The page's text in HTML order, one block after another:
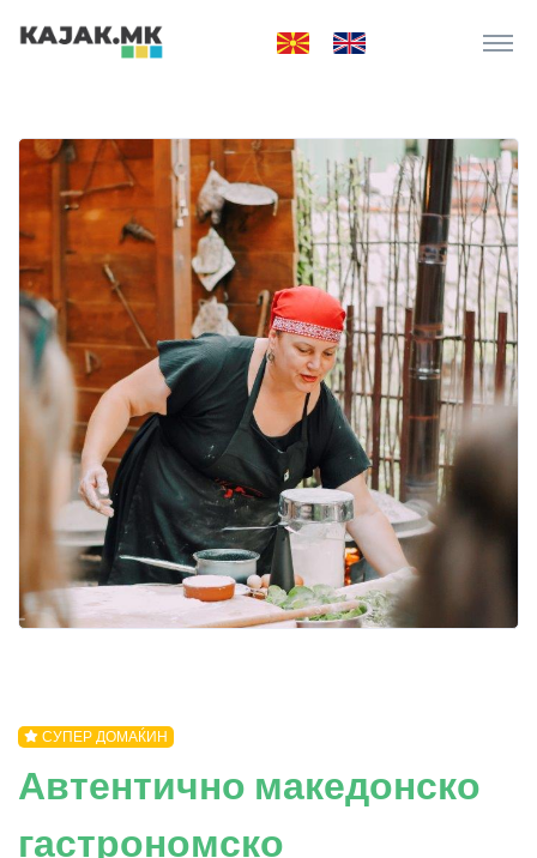
СУПЕР ДОМАЌИН
Автентично македонско
гастрономско